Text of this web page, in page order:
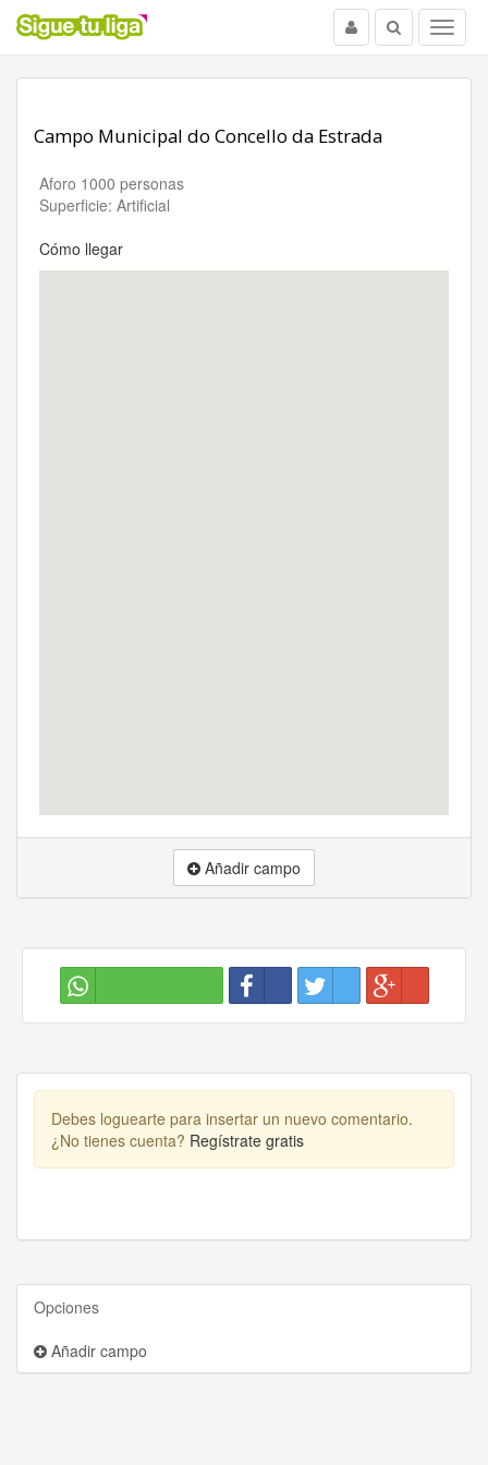
Menu
Buscar
Usuario
Campo Municipal do Concello da Estrada
Aforo 1000 personas
Superficie: Artificial
Cómo llegar
Añadir campo
Debes loguearte para insertar un nuevo comentario.
¿No tienes cuenta? Regístrate gratis
Opciones
Añadir campo